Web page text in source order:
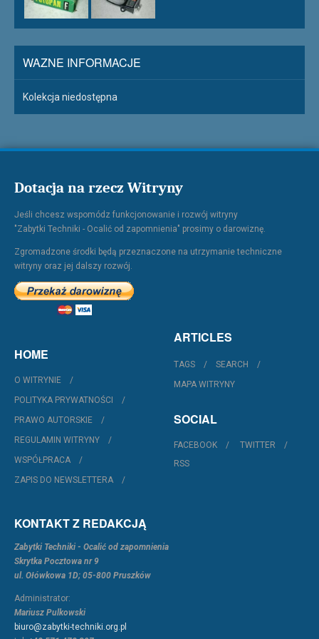
WAZNE INFORMACJE
Kolekcja niedostępna
Dotacja na rzecz Witryny
Jeśli chcesz wspomódz funkcjonowanie i rozwój witryny
"Zabytki Techniki - Ocalić od zapomnienia" prosimy o darowiznę.
Zgromadzone środki będą przeznaczone na utrzymanie techniczne
witryny oraz jej dalszy rozwój.
HOME
O WITRYNIE
POLITYKA PRYWATNOŚCI
PRAWO AUTORSKIE
REGULAMIN WITRYNY
WSPÓŁPRACA
ZAPIS DO NEWSLETTERA
ARTICLES
TAGS
SEARCH
MAPA WITRYNY
SOCIAL
FACEBOOK
TWITTER
RSS
KONTAKT Z REDAKCJĄ
Zabytki Techniki - Ocalić od zapomnienia
Skrytka Pocztowa nr 9
ul. Ołówkowa 1D; 05-800 Pruszków
Administrator:
Mariusz Pulkowski
biuro@zabytki-techniki.org.pl